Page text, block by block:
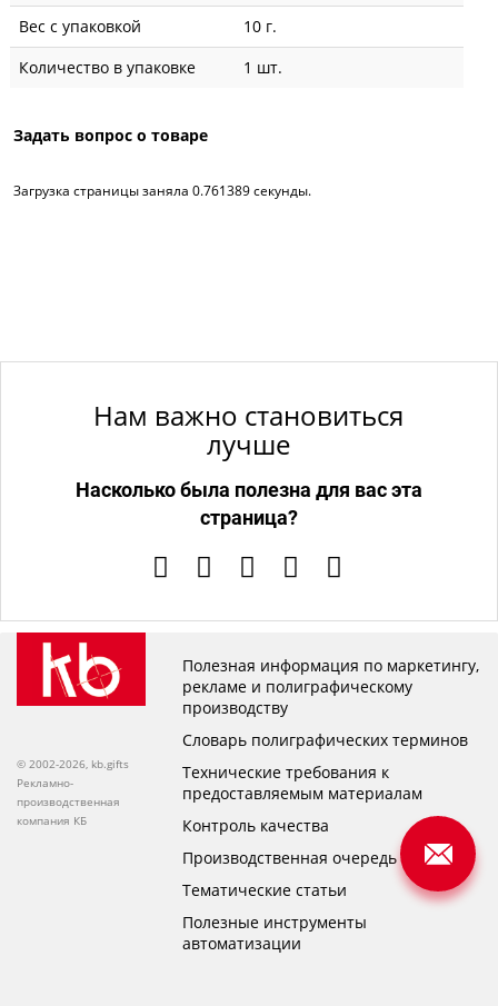
Вес с упаковкой
10 г.
Количество в упаковке
1 шт.
Задать вопрос о товаре
Загрузка страницы заняла 0.761389 секунды.
Нам важно становиться
лучше
Насколько была полезна для вас эта
страница?
© 2002-2026, kb.gifts
Рекламно-
производственная
компания КБ
Полезная информация по маркетингу,
рекламе и полиграфическому
производству
Словарь полиграфических терминов
Технические требования к
предоставляемым материалам
Контроль качества
Производственная очередь
Тематические статьи
Полезные инструменты
автоматизации